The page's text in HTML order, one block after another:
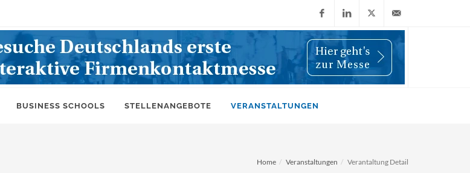
FacebookLinkedIn
X
(Twitter)
info@wiwi-
BUSINESS SCHOOLS STELLENANGEBOTE VERANSTALTUNGEN
Home Veranstaltungen Verantaltung Detail